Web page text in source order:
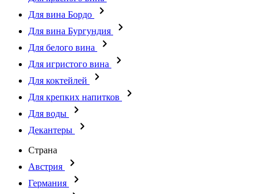
Для вина Бордо
Для вина Бургундия
Для белого вина
Для игристого вина
Для коктейлей
Для крепких напитков
Для воды
Декантеры
Страна
Австрия
Германия